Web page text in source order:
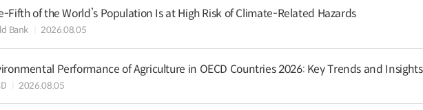
Fifth of the World’s Population Is at High Risk of Climate-Related Hazards
Bank 2026.08.05
Performance of Agriculture in OECD Countries 2026: Key Trends and Insights
2026.08.05